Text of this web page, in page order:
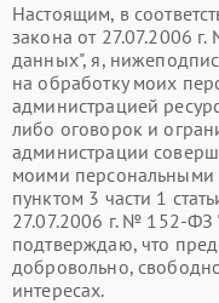
Настоящим, в
закона от 27.07.2006
данных", я,
на обработку моих
администрацией
либо оговорок и
администрации
моими
пунктом 3 части 1
27.07.2006 г. № 152-ФЗ
подтверждаю, что
добровольно,
интересах.